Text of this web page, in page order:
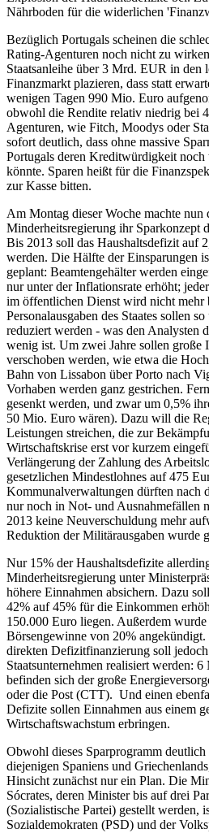
Nährboden für die widerlichen
Bezüglich Portugals scheinen die
Rating-Agenturen noch nicht zu
Staatsanleihe über 3 Mrd. EUR in den
Finanzmarkt plazieren, dass statt
wenigen Tagen 990 Mio. Euro
obwohl die Rendite relativ niedrig bei
Agenturen, wie Fitch, Moodys oder
sofort deutlich, dass ohne massive
Portugals deren Kreditwürdigkeit noch
könnte. Sparen heißt für die
zur Kasse bitten.
Am Montag dieser Woche machte nun
Minderheitsregierung ihr Sparkonzept
Bis 2013 soll das Haushaltsdefizit auf
werden. Die Hälfte der Einsparungen
geplant: Beamtengehälter werden
nur unter der Inflationsrate erhöht;
im öffentlichen Dienst wird nicht mehr
Personalausgaben des Staates sollen
reduziert werden - was den Analysten
wenig ist. Um zwei Jahre sollen große
verschoben werden, wie etwa die
Bahn von Lissabon über Porto nach
Vorhaben werden ganz gestrichen.
gesenkt werden, und zwar um 0,5%
50 Mio. Euro wären). Dazu will die
Leistungen streichen, die zur
Wirtschaftskrise erst vor kurzem
Verlängerung der Zahlung des
gesetzlichen Mindestlohnes auf 475
Kommunalverwaltungen dürften nach
nur noch in Not- und Ausnahmefällen
2013 keine Neuverschuldung mehr
Reduktion der Militärausgaben wurde
Nur 15% der Haushaltsdefizite
Minderheitsregierung unter
höhere Einnahmen absichern. Dazu
42% auf 45% für die Einkommen
150.000 Euro liegen. Außerdem wurde
Börsengewinne von 20%
direkten Defizitfinanzierung soll
Staatsunternehmen realisiert werden:
befinden sich der große
oder die Post (CTT). Und einen
Defizite sollen Einnahmen aus einem
Wirtschaftswachstum erbringen.
Obwohl dieses Sparprogramm deutlich
diejenigen Spaniens und
Hinsicht zunächst nur ein Plan. Die
Sócrates, deren Minister bis auf drei
(Sozialistische Partei) gestellt werden,
Sozialdemokraten (PSD) und der